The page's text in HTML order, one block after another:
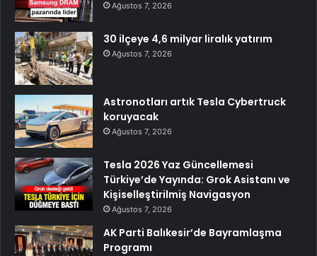
Ağustos 7, 2026
30 ilçeye 4,6 milyar liralık yatırım
Ağustos 7, 2026
Astronotları artık Tesla Cybertruck
koruyacak
Ağustos 7, 2026
Tesla 2026 Yaz Güncellemesi
Türkiye’de Yayında: Grok Asistanı ve
Kişiselleştirilmiş Navigasyon
Ağustos 7, 2026
AK Parti Balıkesir’de Bayramlaşma
Programı